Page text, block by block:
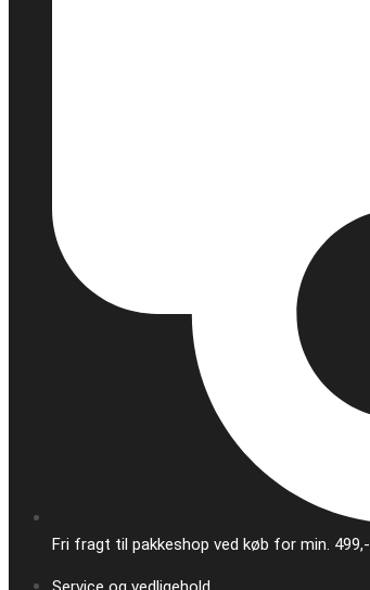
Fri fragt til pakkeshop ved køb for min. 499,-